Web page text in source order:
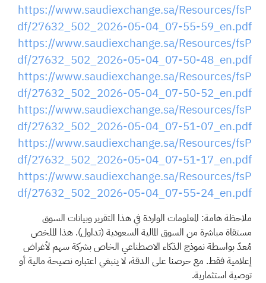
https://www.saudiexchange.sa/Resources/fsP
df/27632_502_2026-05-04_07-55-59_en.pdf
https://www.saudiexchange.sa/Resources/fsP
df/27632_502_2026-05-04_07-50-48_en.pdf
https://www.saudiexchange.sa/Resources/fsP
df/27632_502_2026-05-04_07-50-52_en.pdf
https://www.saudiexchange.sa/Resources/fsP
df/27632_502_2026-05-04_07-51-07_en.pdf
https://www.saudiexchange.sa/Resources/fsP
df/27632_502_2026-05-04_07-51-17_en.pdf
https://www.saudiexchange.sa/Resources/fsP
df/27632_502_2026-05-04_07-55-24_en.pdf
ملاحظة هامة: المعلومات الواردة في هذا التقرير وبيانات السوق
مستقاة مباشرة من السوق المالية السعودية (تداول). هذا الملخص
مُعدّ بواسطة نموذج الذكاء الاصطناعي الخاص بشركة سهم لأغراض
إعلامية فقط. مع حرصنا على الدقة، لا ينبغي اعتباره نصيحة مالية أو
توصية استثمارية.